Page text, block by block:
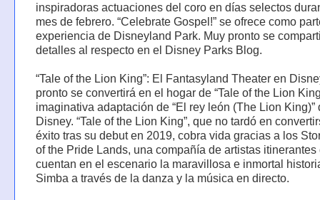
inspiradoras actuaciones del coro en días selectos
mes de febrero. “Celebrate Gospel!” se ofrece como
experiencia de Disneyland Park. Muy pronto se
detalles al respecto en el Disney Parks Blog.
“Tale of the Lion King”: El Fantasyland Theater en
pronto se convertirá en el hogar de “Tale of the Lion
imaginativa adaptación de “El rey león (The Lion King)”
Disney. “Tale of the Lion King”, que no tardó en
éxito tras su debut en 2019, cobra vida gracias a los
of the Pride Lands, una compañía de artistas itinerantes
cuentan en el escenario la maravillosa e inmortal
Simba a través de la danza y la música en directo.